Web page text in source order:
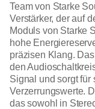
Team von Starke
Verstärker, der auf
Moduls von Starke
hohe
präzisen Klang.
den
Signal und sorgt für
Verzerrungswerte.
das sowohl in